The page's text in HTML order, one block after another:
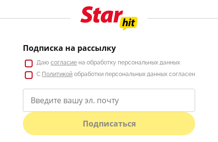
Подписка на рассылку
Даю согласие на обработку персональных данных
С Политикой обработки персональных данных согласен
Подписаться